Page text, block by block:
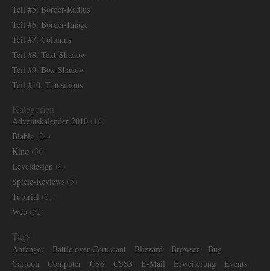
Teil #5: Border-Radius
Teil #6: Border-Image
Teil #7: Columns
Teil #8: Text-Shadow
Teil #9: Box-Shadow
Teil #10: Transitions
Kategorien
Adventskalender 2010 (16)
Blabla (24)
Kino (36)
Leveldesign (4)
Spiele-Reviews (5)
Tutorial (21)
Web (52)
Tags
Anfänger Battle over Coruscant Blizzard Browser
Bug
Cartoon
Computer CSS CSS3 E-Mail Erweiterung Events